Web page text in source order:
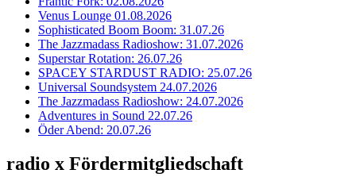
Venus Lounge 01.08.2026
Sophisticated Boom Boom: 31.07.26
The Jazzmadass Radioshow: 31.07.2026
Superstar Rotation: 26.07.26
SPACEY STARDUST RADIO: 25.07.26
Universal Soundsystem 24.07.2026
The Jazzmadass Radioshow: 24.07.2026
Adventures in Sound 22.07.26
Öder Abend: 20.07.26
radio x Fördermitgliedschaft